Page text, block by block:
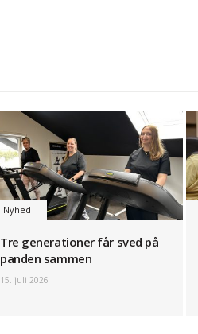
Nyhed
Tre generationer får sved på
panden sammen
15. juli 2026